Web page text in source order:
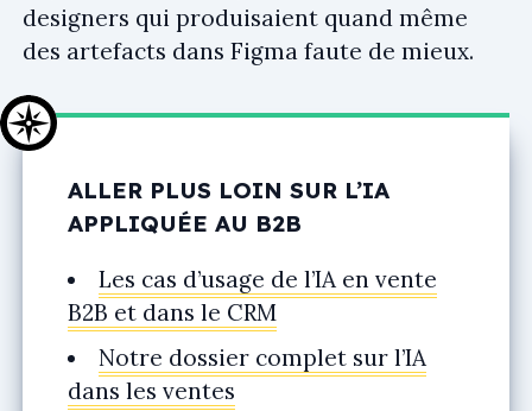
designers qui produisaient quand même
des artefacts dans Figma faute de mieux.
ALLER PLUS LOIN SUR L’IA
APPLIQUÉE AU B2B
Les cas d’usage de l’IA en vente
B2B et dans le CRM
Notre dossier complet sur l’IA
dans les ventes